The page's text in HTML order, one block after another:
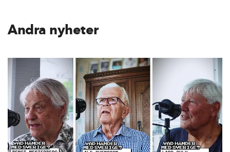
Andra nyheter